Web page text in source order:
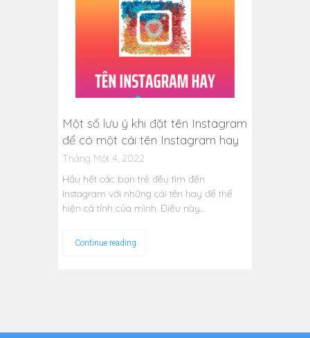
Một số lưu ý khi đặt tên Instagram
để có một cái tên Instagram hay
Tháng Một 4, 2022
Hầu hết các bạn trẻ đều tìm đến
Instagram với những cái tên hay để thể
hiện cá tính của mình. Điều này…
Continue reading